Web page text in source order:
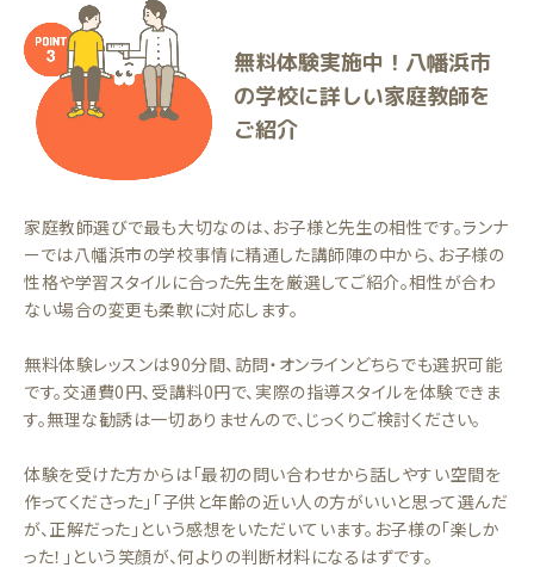
無料体験実施中！八幡浜市
の学校に詳しい家庭教師を
ご紹介
家庭教師選びで最も大切なのは、お子様と先生の相性です。ランナ
ーでは八幡浜市の学校事情に精通した講師陣の中から、お子様の
性格や学習スタイルに合った先生を厳選してご紹介。相性が合わ
ない場合の変更も柔軟に対応します。
無料体験レッスンは90分間、訪問・オンラインどちらでも選択可能
です。交通費0円、受講料0円で、実際の指導スタイルを体験できま
す。無理な勧誘は一切ありませんので、じっくりご検討ください。
体験を受けた方からは「最初の問い合わせから話しやすい空間を
作ってくださった」「子供と年齢の近い人の方がいいと思って選んだ
が、正解だった」という感想をいただいています。お子様の「楽しか
った！」という笑顔が、何よりの判断材料になるはずです。